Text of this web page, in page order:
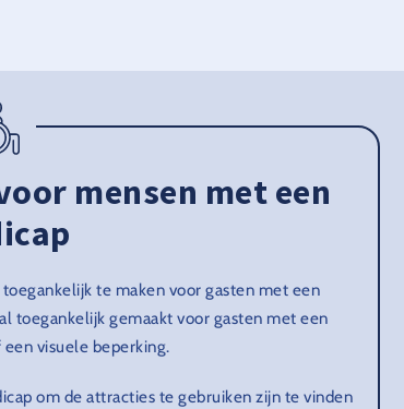
mensen met een
te maken voor gasten met een
toegankelijk gemaakt voor gasten met een
visuele beperking.
om de attracties te gebruiken zijn te vinden